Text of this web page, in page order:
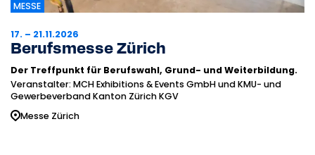
MESSE
17. – 21.11.2026
Berufsmesse Zürich
Der Treffpunkt für Berufswahl, Grund- und Weiterbildung.
Veranstalter: MCH Exhibitions & Events GmbH und KMU- und
Gewerbeverband Kanton Zürich KGV
Messe Zürich